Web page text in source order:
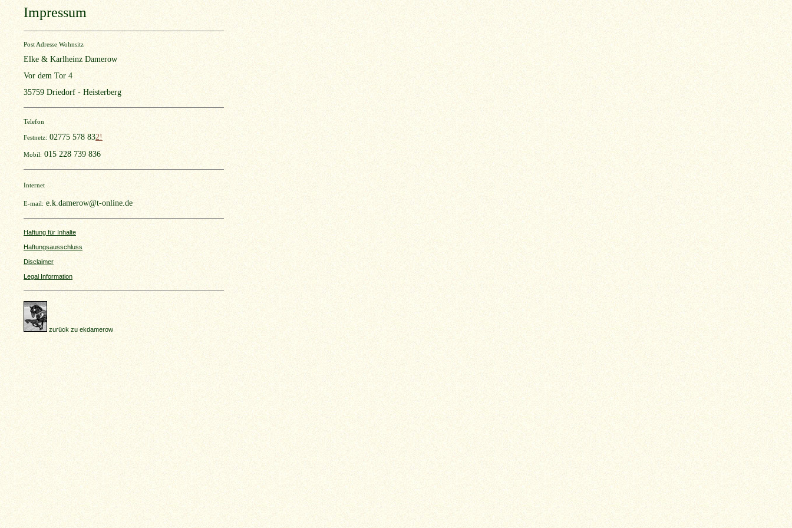
Impressum
Post Adresse Wohnsitz
Elke & Karlheinz Damerow
Vor dem Tor 4
35759 Driedorf - Heisterberg
Telefon
Festnetz: 02775 578 832!
Mobil: 015 228 739 836
Internet
E-mail: e.k.damerow@t-online.de
Haftung für Inhalte
Haftungsausschluss
Disclaimer
Legal Information
zurück zu ekdamerow